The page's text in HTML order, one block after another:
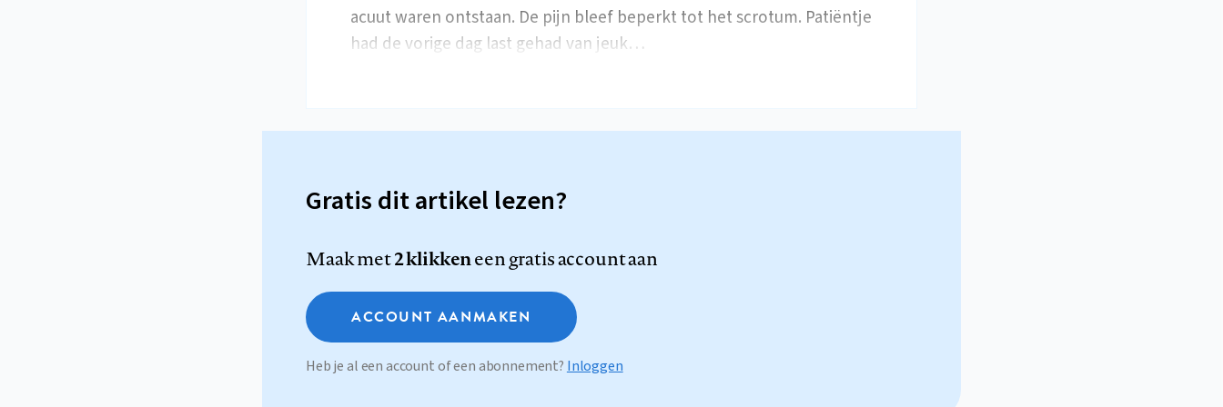
acuut waren ontstaan. De pijn bleef beperkt tot het scrotum. Patiëntje
had de vorige dag last gehad van jeuk…
Gratis dit artikel lezen?
Maak met2 klikkeneen gratis account aan
ACCOUNT AANMAKEN
Heb je al een account of een abonnement? Inloggen